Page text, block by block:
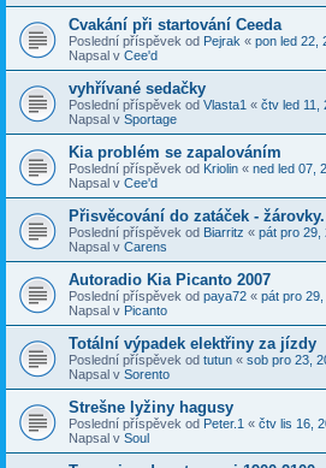
Cvakání při startování Ceeda
Poslední příspěvek od Pejrak « pon led 22,
Napsal v Cee'd
vyhřívané sedačky
Poslední příspěvek od Vlasta1 « čtv led 11,
Napsal v Sportage
Kia problém se zapalováním
Poslední příspěvek od Kriolin « ned led 07,
Napsal v Cee'd
Přisvěcování do zatáček - žárovky.
Poslední příspěvek od Biarritz « pát pro 29,
Napsal v Carens
Autoradio Kia Picanto 2007
Poslední příspěvek od paya72 « pát pro
Napsal v Picanto
Totální výpadek elektřiny za jízdy
Poslední příspěvek od tutun « sob pro 23,
Napsal v Sorento
Strešne lyžiny hagusy
Poslední příspěvek od Peter.1 « čtv lis 16,
Napsal v Soul